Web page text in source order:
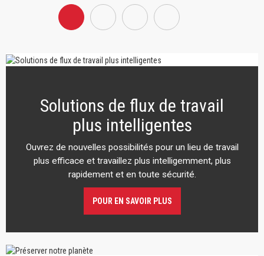
Solutions de flux de travail
plus intelligentes
Ouvrez de nouvelles possibilités pour un lieu de travail
plus efficace et travaillez plus intelligemment, plus
rapidement et en toute sécurité.
POUR EN SAVOIR PLUS